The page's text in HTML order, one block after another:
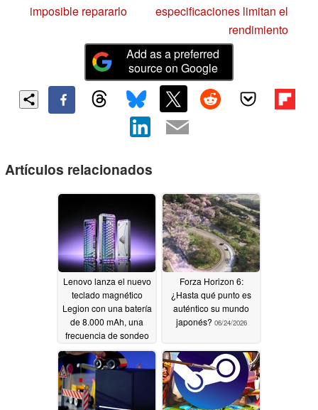
imposible repararlo
especificaciones limitan el
rendimiento
Add as a preferred
source on Google
Artículos relacionados
Lenovo lanza el nuevo
teclado magnético
Legion con una batería
de 8.000 mAh, una
frecuencia de sondeo
de 8K y un diseño
íntegramente de
aluminio
07/26/2026
Forza Horizon 6:
¿Hasta qué punto es
auténtico su mundo
japonés? 06/24/2026